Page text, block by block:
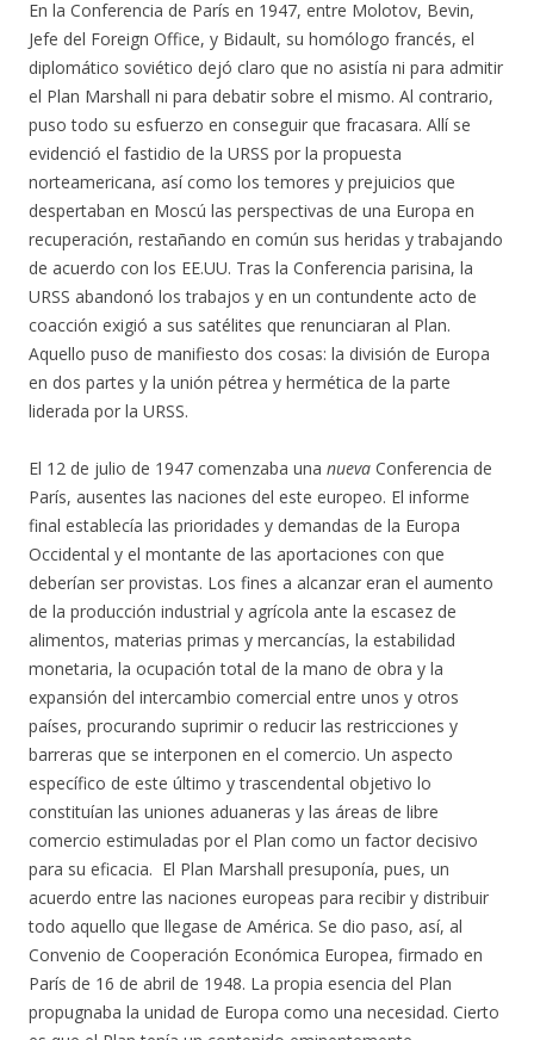
En la Conferencia de París en 1947, entre Molotov, Bevin,
Jefe del Foreign Office, y Bidault, su homólogo francés, el
diplomático soviético dejó claro que no asistía ni para admitir
el Plan Marshall ni para debatir sobre el mismo. Al contrario,
puso todo su esfuerzo en conseguir que fracasara. Allí se
evidenció el fastidio de la URSS por la propuesta
norteamericana, así como los temores y prejuicios que
despertaban en Moscú las perspectivas de una Europa en
recuperación, restañando en común sus heridas y trabajando
de acuerdo con los EE.UU. Tras la Conferencia parisina, la
URSS abandonó los trabajos y en un contundente acto de
coacción exigió a sus satélites que renunciaran al Plan.
Aquello puso de manifiesto dos cosas: la división de Europa
en dos partes y la unión pétrea y hermética de la parte
liderada por la URSS.
El 12 de julio de 1947 comenzaba una nueva Conferencia de
París, ausentes las naciones del este europeo. El informe
final establecía las prioridades y demandas de la Europa
Occidental y el montante de las aportaciones con que
deberían ser provistas. Los fines a alcanzar eran el aumento
de la producción industrial y agrícola ante la escasez de
alimentos, materias primas y mercancías, la estabilidad
monetaria, la ocupación total de la mano de obra y la
expansión del intercambio comercial entre unos y otros
países, procurando suprimir o reducir las restricciones y
barreras que se interponen en el comercio. Un aspecto
específico de este último y trascendental objetivo lo
constituían las uniones aduaneras y las áreas de libre
comercio estimuladas por el Plan como un factor decisivo
para su eficacia. El Plan Marshall presuponía, pues, un
acuerdo entre las naciones europeas para recibir y distribuir
todo aquello que llegase de América. Se dio paso, así, al
Convenio de Cooperación Económica Europea, firmado en
París de 16 de abril de 1948. La propia esencia del Plan
propugnaba la unidad de Europa como una necesidad. Cierto